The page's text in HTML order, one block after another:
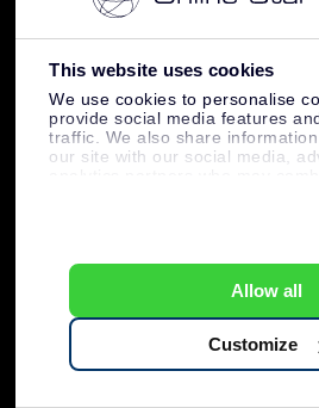
This website uses cookies
We use cookies to personalise
provide social media features
traffic. We also share
our site with our social media,
information that you’ve
Allow all
Customize
Créditos pela imagem:
constelação
termo latino que significa
estrelas”.